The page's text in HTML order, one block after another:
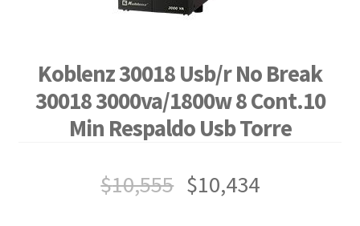
Koblenz 30018 Usb/r No Break
30018 3000va/1800w 8 Cont.10
Min Respaldo Usb Torre
$10,555 $10,434